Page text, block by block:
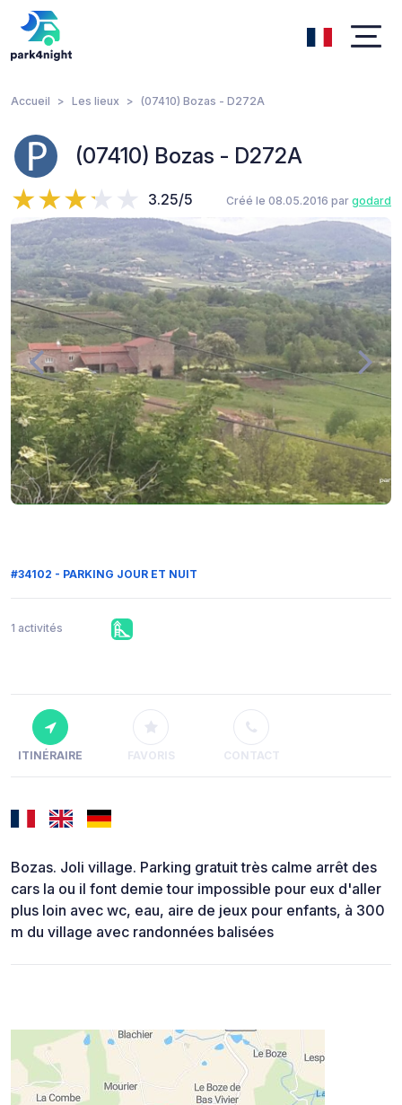
Accueil Les lieux (07410) Bozas - D272A
(07410) Bozas - D272A
3.25/5 Créé le 08.05.2016 par godard
#34102 - PARKING JOUR ET NUIT
1 activités
ITINÉRAIRE FAVORIS CONTACT
Bozas. Joli village. Parking gratuit très calme arrêt des
cars la ou il font demie tour impossible pour eux d'aller
plus loin avec wc, eau, aire de jeux pour enfants, à 300
m du village avec randonnées balisées